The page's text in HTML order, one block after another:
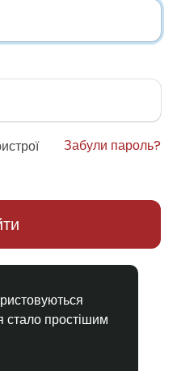
простішим
Забули пароль?
Реєстрація